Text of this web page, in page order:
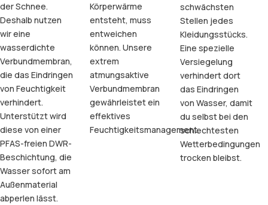
der Schnee.
Deshalb nutzen
wir eine
wasserdichte
Verbundmembran,
die das Eindringen
von Feuchtigkeit
verhindert.
Unterstützt wird
diese von einer
PFAS-freien DWR-
Beschichtung, die
Wasser sofort am
Außenmaterial
abperlen lässt.
Körperwärme
entsteht, muss
entweichen
können. Unsere
extrem
atmungsaktive
Verbundmembran
gewährleistet ein
effektives
Feuchtigkeitsmanagement.
schwächsten
Stellen jedes
Kleidungsstücks.
Eine spezielle
Versiegelung
verhindert dort
das Eindringen
von Wasser, damit
du selbst bei den
schlechtesten
Wetterbedingungen
trocken bleibst.